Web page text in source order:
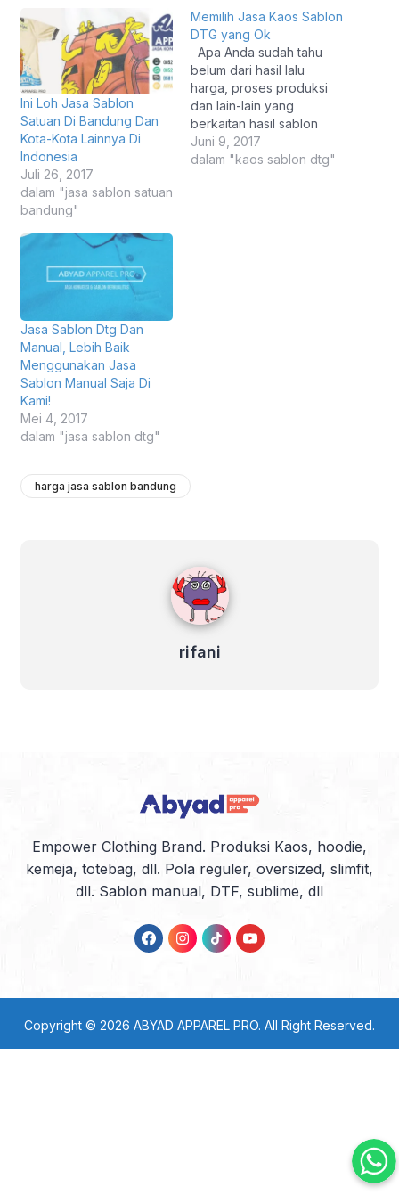
Ini Loh Jasa Sablon
Satuan Di Bandung Dan
Kota-Kota Lainnya Di
Indonesia
Juli 26, 2017
dalam "jasa sablon satuan
bandung"
Memilih Jasa Kaos Sablon
DTG yang Ok
Apa Anda sudah tahu
belum dari hasil lalu
harga, proses produksi
dan lain-lain yang
berkaitan hasil sablon
kaos DTG? Kalau Anda
masih belum tahu,
Juni 9, 2017
dalam "kaos sablon dtg"
Jasa Sablon Dtg Dan
Manual, Lebih Baik
Menggunakan Jasa
Sablon Manual Saja Di
Kami!
Mei 4, 2017
dalam "jasa sablon dtg"
harga jasa sablon bandung
rifani
Empower Clothing Brand. Produksi Kaos, hoodie,
kemeja, totebag, dll. Pola reguler, oversized, slimfit,
dll. Sablon manual, DTF, sublime, dll
Copyright © 2026 ABYAD APPAREL PRO. All Right Reserved.